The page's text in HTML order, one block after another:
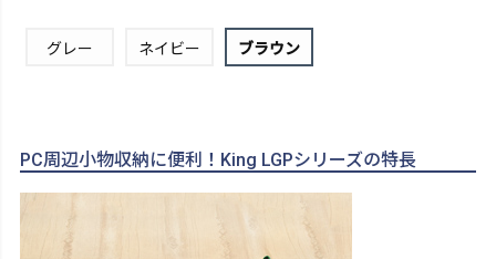
グレー ネイビー ブラウン
PC周辺小物収納に便利！King LGPシリーズの特長